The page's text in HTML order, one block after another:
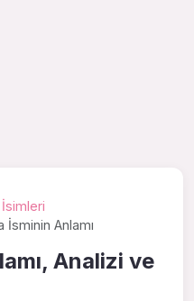
İsminin Anlamı
Analizi ve